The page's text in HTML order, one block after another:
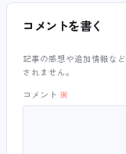
コメントを書く
記事の感想や追加情報な
されません。
コメント ※